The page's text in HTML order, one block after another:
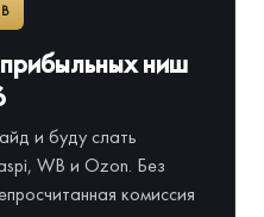
ниш
и буду слать
WB и Ozon. Без
комиссия